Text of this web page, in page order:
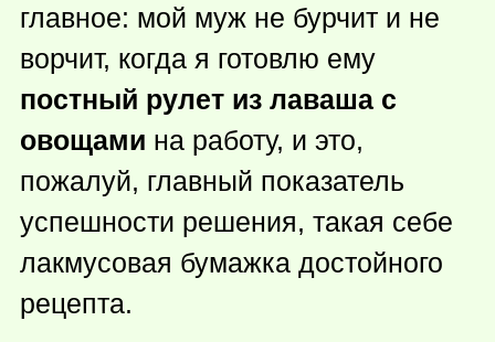
главное: мой муж не бурчит и не
ворчит, когда я готовлю ему
постный рулет из лаваша с
овощами на работу, и это,
пожалуй, главный показатель
успешности решения, такая себе
лакмусовая бумажка достойного
рецепта.